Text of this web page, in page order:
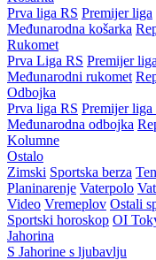
Prva liga RS Premijer liga
Međunarodna košarka
Rukomet
Prva Liga RS Premijer
Međunarodni rukomet
Odbojka
Prva liga RS Premijer
Međunarodna odbojka
Kolumne
Ostalo
Zimski Sportska berza
Planinarenje Vaterpolo
Video Vremeplov Ostali
Sportski horoskop OI
Jahorina
S Jahorine s ljubavlju